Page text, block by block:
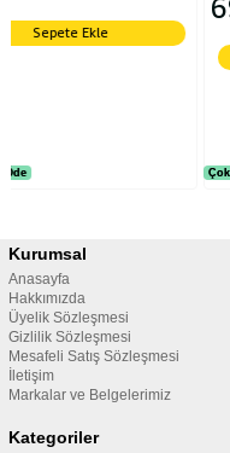
Sepete Ekle
Kurumsal
Anasayfa
Hakkımızda
Üyelik Sözleşmesi
Gizlilik Sözleşmesi
Mesafeli Satış Sözleşmesi
İletişim
Markalar ve Belgelerimiz
Kategoriler